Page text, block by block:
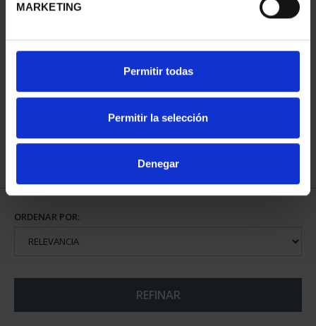
MARKETING
Permitir todas
Permitir la selección
Denegar
CAPITALES ESPAÑOLAS
73,00 €
CAPITALES ESPAÑOLAS
73,00 €
ORDENAR POR:
REFINAR